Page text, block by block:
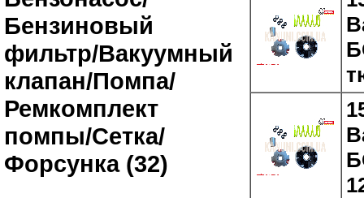
Бензиновый
фильтр/Вакуумный
клапан/Помпа/
Ремкомплект
помпы/Сетка/
Форсунка (32)